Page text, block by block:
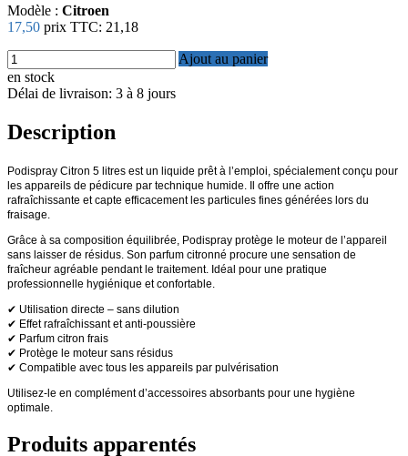
Modèle : Citroen
17,50 prix TTC: 21,18
Ajout au panier
en stock
Délai de livraison: 3 à 8 jours
Description
Podispray Citron 5 litres est un liquide prêt à l’emploi, spécialement conçu pour
les appareils de pédicure par technique humide. Il offre une action
rafraîchissante et capte efficacement les particules fines générées lors du
fraisage.
Grâce à sa composition équilibrée, Podispray protège le moteur de l’appareil
sans laisser de résidus. Son parfum citronné procure une sensation de
fraîcheur agréable pendant le traitement. Idéal pour une pratique
professionnelle hygiénique et confortable.
✔ Utilisation directe – sans dilution
✔ Effet rafraîchissant et anti-poussière
✔ Parfum citron frais
✔ Protège le moteur sans résidus
✔ Compatible avec tous les appareils par pulvérisation
Utilisez-le en complément d’accessoires absorbants pour une hygiène
optimale.
Produits apparentés